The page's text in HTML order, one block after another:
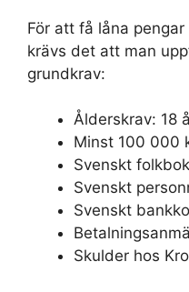
För att få låna
krävs det att man
grundkrav:
Ålderskrav: 18
Minst 100 000
Svenskt
Svenskt
Svenskt
Skulder hos